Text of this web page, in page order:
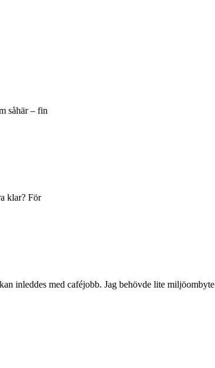
såhär – fin
klar? För
inleddes med caféjobb. Jag behövde lite miljöombyte